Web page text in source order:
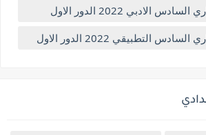
الادبي 2022 الدور الاول
التطبيقي 2022 الدور الاول